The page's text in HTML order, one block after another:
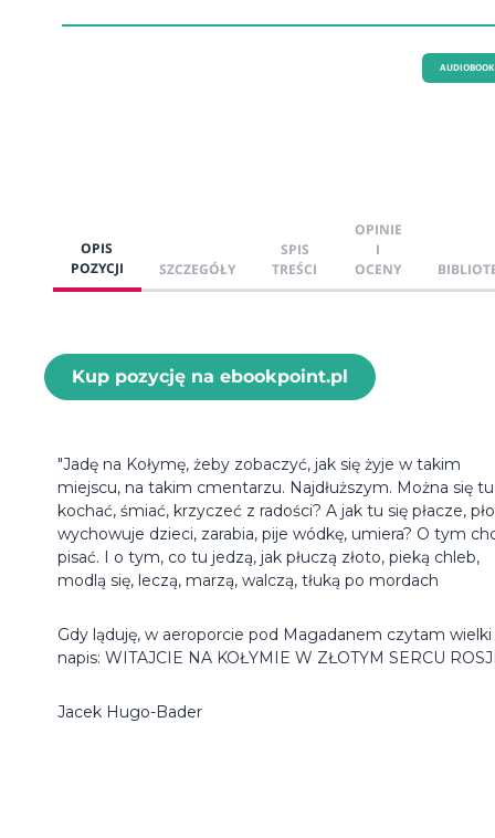
AUDIOBOOK
OPIS
POZYCJI
SZCZEGÓŁY
SPIS
TREŚCI
OPINIE
I
OCENY
Kup pozycję na ebookpoint.pl
"Jadę na Kołymę, żeby zobaczyć, jak się żyje w takim
miejscu, na takim cmentarzu. Najdłuższym. Można się tu
kochać, śmiać, krzyczeć z radości? A jak tu się płacze,
wychowuje dzieci, zarabia, pije wódkę, umiera? O tym
pisać. I o tym, co tu jedzą, jak płuczą złoto, pieką chleb,
modlą się, leczą, marzą, walczą, tłuką po mordach
Gdy ląduję, w aeroporcie pod Magadanem czytam wielki
napis: WITAJCIE NA KOŁYMIE W ZŁOTYM SERCU
Jacek Hugo-Bader